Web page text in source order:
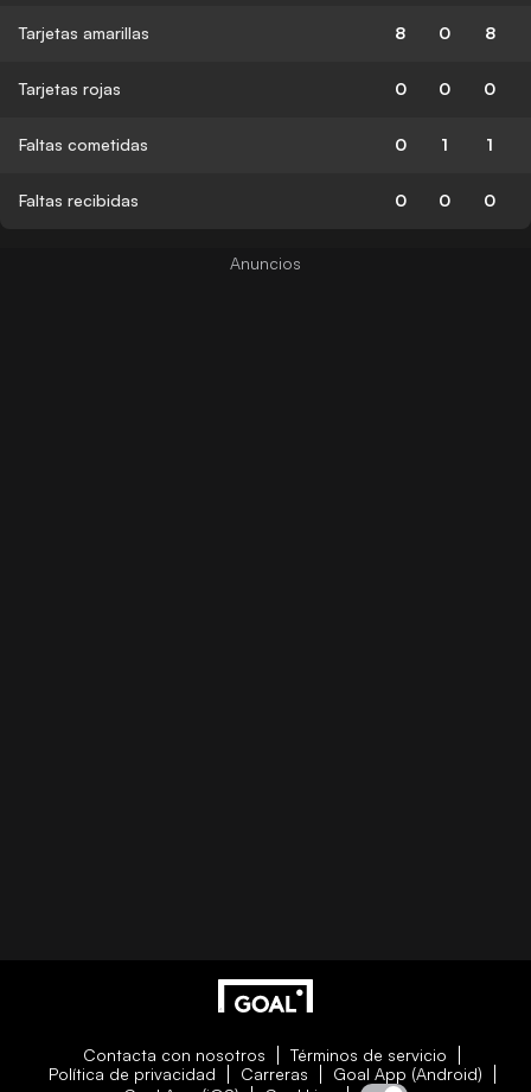
Tarjetas amarillas 8 0 8
Tarjetas rojas 0 0 0
Faltas cometidas 0 1 1
Faltas recibidas 0 0 0
Contacta con nosotros
Términos de servicio
Política de privacidad
Carreras
Goal App (Android)